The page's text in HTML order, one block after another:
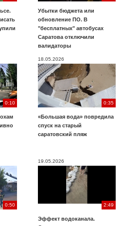
Убытки бюджета или
обновление ПО. В
"бесплатных" автобусах
Саратова отключили
валидаторы
0:10
18.05.2026
0:35
«Большая вода» повредила
спуск на старый
саратовский пляж
0:50
19.05.2026
2:49
Эффект водоканала.